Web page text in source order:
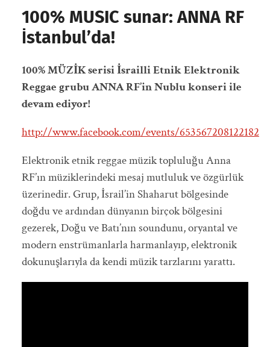
100% MUSIC sunar: ANNA RF
İstanbul’da!
100% MÜZİK serisi İsrailli Etnik Elektronik
Reggae grubu ANNA RF’in Nublu konseri ile
devam ediyor!
http://www.facebook.com/events/653567208122182
Elektronik etnik reggae müzik topluluğu Anna
RF’ın müziklerindeki mesaj mutluluk ve özgürlük
üzerinedir. Grup, İsrail’in Shaharut bölgesinde
doğdu ve ardından dünyanın birçok bölgesini
gezerek, Doğu ve Batı’nın soundunu, oryantal ve
modern enstrümanlarla harmanlayıp, elektronik
dokunuşlarıyla da kendi müzik tarzlarını yarattı.